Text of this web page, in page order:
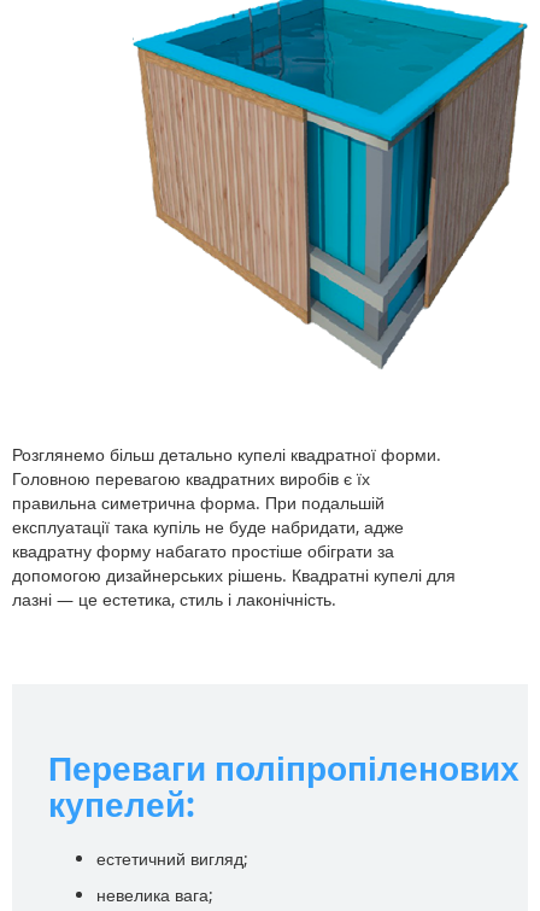
Розглянемо більш детально купелі квадратної форми.
Головною перевагою квадратних виробів є їх
правильна симетрична форма. При подальшій
експлуатації така купіль не буде набридати, адже
квадратну форму набагато простіше обіграти за
допомогою дизайнерських рішень. Квадратні купелі для
лазні — це естетика, стиль і лаконічність.
Переваги поліпропіленових
купелей:
естетичний вигляд;
невелика вага;